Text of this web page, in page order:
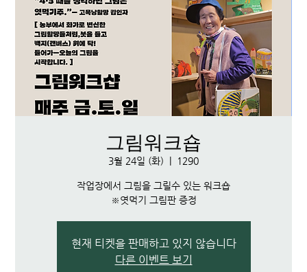
그림워크숍
3월 24일 (화) 1290
작업장에서 그림을 그릴수 있는 워크숍
※엿먹기 그림판 증정
현재 티켓을 판매하고 있지 않습니다
다른 이벤트 보기